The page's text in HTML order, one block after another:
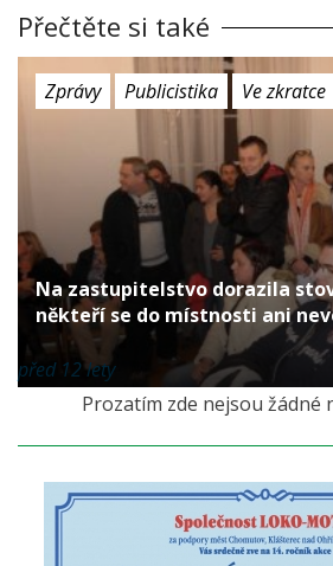
Přečtěte si také
Zprávy Publicistika Ve zkratce
Na zastupitelstvo dorazila
někteří se do místnosti ani
před 12 lety
Prozatím zde nejsou žádné